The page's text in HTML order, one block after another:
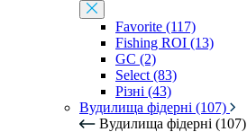
Favorite (117)
Fishing ROI (13)
GC (2)
Select (83)
Різні (43)
Вудилища фідерні (107)
Вудилища фідерні (107)